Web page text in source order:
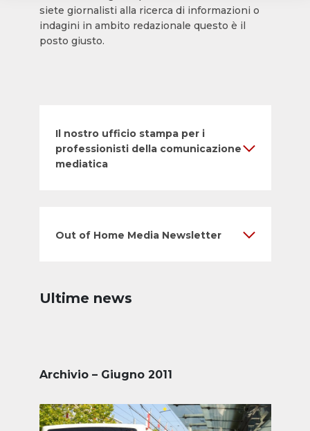
siete giornalisti alla ricerca di informazioni o
indagini in ambito redazionale questo è il
posto giusto.
Il nostro ufficio stampa per i
professionisti della comunicazione
mediatica
Out of Home Media Newsletter
Ultime news
Archivio – Giugno 2011